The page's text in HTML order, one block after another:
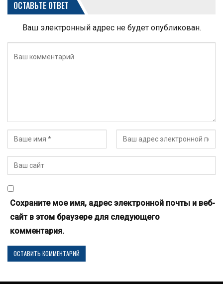
ОСТАВЬТЕ ОТВЕТ
Ваш электронный адрес не будет опубликован.
Сохраните мое имя, адрес электронной почты и веб-
сайт в этом браузере для следующего
комментария.